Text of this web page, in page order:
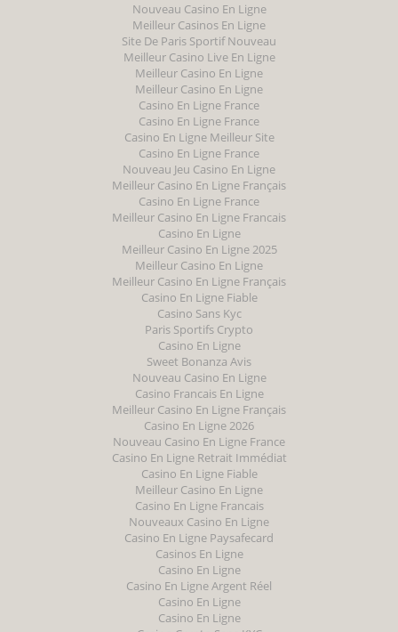
Nouveau Casino En Ligne
Meilleur Casinos En Ligne
Site De Paris Sportif Nouveau
Meilleur Casino Live En Ligne
Meilleur Casino En Ligne
Meilleur Casino En Ligne
Casino En Ligne France
Casino En Ligne France
Casino En Ligne Meilleur Site
Casino En Ligne France
Nouveau Jeu Casino En Ligne
Meilleur Casino En Ligne Français
Casino En Ligne France
Meilleur Casino En Ligne Francais
Casino En Ligne
Meilleur Casino En Ligne 2025
Meilleur Casino En Ligne
Meilleur Casino En Ligne Français
Casino En Ligne Fiable
Casino Sans Kyc
Paris Sportifs Crypto
Casino En Ligne
Sweet Bonanza Avis
Nouveau Casino En Ligne
Casino Francais En Ligne
Meilleur Casino En Ligne Français
Casino En Ligne 2026
Nouveau Casino En Ligne France
Casino En Ligne Retrait Immédiat
Casino En Ligne Fiable
Meilleur Casino En Ligne
Casino En Ligne Francais
Nouveaux Casino En Ligne
Casino En Ligne Paysafecard
Casinos En Ligne
Casino En Ligne
Casino En Ligne Argent Réel
Casino En Ligne
Casino En Ligne